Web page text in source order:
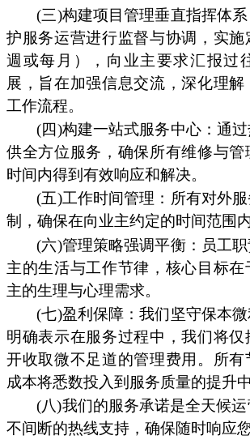
(三)构建项目管理垂直指挥体
护服务运营进行监督与协调，实
週或每月），向业主要求汇报过
展，旨在加强信息交流，深化理解
工作流程。
(四)构建一站式服务中心：通
供全方位服务，确保所有维修与管
时间内得到有效响应和解决。
(五)工作时间管理：所有对外
制，确保在向业主约定的时间范围
(六)管理策略强调平衡：员工
主的生活与工作节律，核心目标在
主的生理与心理需求。
(七)盈利保障：我们坚守保本微
明确表示在服务过程中，我们将仅
开收取微不足道的管理费用。所有
成本将悉数投入到服务质量的提升中
(八)我们的服务承诺是全天候
不间断的热线支持，确保随时响应您